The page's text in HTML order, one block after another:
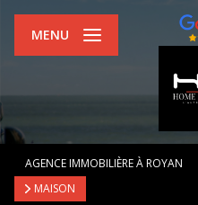
MENU
AGENCE IMMOBILIÈRE À ROYAN
MAISON